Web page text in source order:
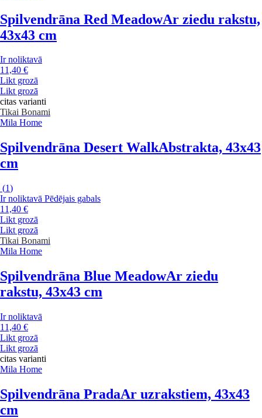
Spilvendrāna Red MeadowAr ziedu rakstu,
43x43 cm
Ir noliktavā
11,40 €
Likt grozā
Likt grozā
citas varianti
Tikai Bonami
Mila Home
Spilvendrāna Desert WalkAbstrakta, 43x43
cm
(1)
Ir noliktavā Pēdējais gabals
11,40 €
Likt grozā
Likt grozā
Tikai Bonami
Mila Home
Spilvendrāna Blue MeadowAr ziedu
rakstu, 43x43 cm
Ir noliktavā
11,40 €
Likt grozā
Likt grozā
citas varianti
Mila Home
Spilvendrāna PradaAr uzrakstiem, 43x43
cm